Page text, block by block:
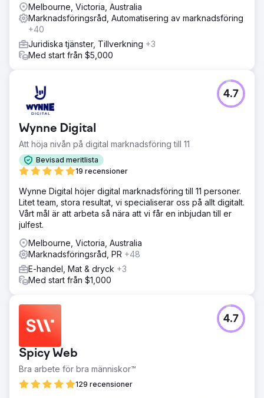
Melbourne, Victoria, Australia
Marknadsföringsråd, Automatisering av marknadsföring
+40
Juridiska tjänster, Tillverkning +3
Med start från $5,000
Wynne Digital
Att höja nivån på digital marknadsföring till 11
Bevisad meritlista
19 recensioner
4.7
Wynne Digital höjer digital marknadsföring till 11 personer.
Litet team, stora resultat, vi specialiserar oss på allt digitalt.
Vårt mål är att arbeta så nära att vi får en inbjudan till er
julfest.
Melbourne, Victoria, Australia
Marknadsföringsråd, PR +48
E-handel, Mat & dryck +3
Med start från $1,000
Spicy Web
Bra arbete för bra människor™
129 recensioner
4.7